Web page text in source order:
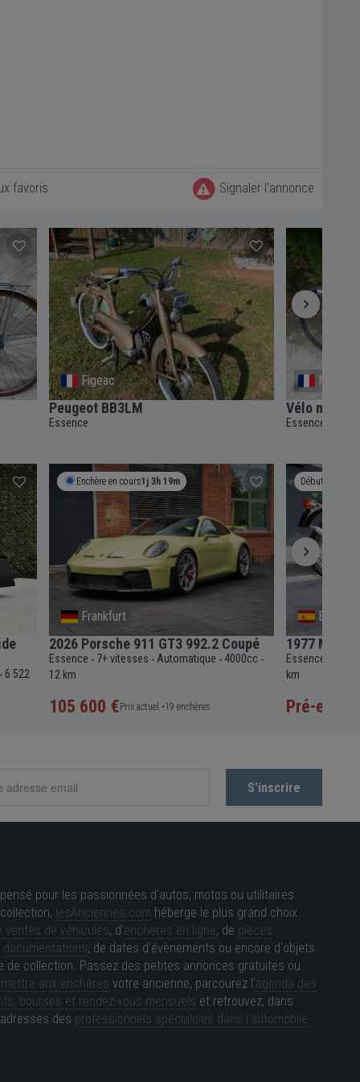
favoris Signaler l'annonce
Figeac
Peugeot BB3LM
Essence
Mazan
Vélo
Essence
- 6 522
Enchère en cours1j 3h 19m
Frankfurt
2026 Porsche 911 GT3 992.2 Coupé
Essence - 7+ vitesses - Automatique - 4000cc -
12 km
105 600 €Prix actuel •19 enchères
Débute le
Biscay
1977
Essence
km
Pré-
pour les passionnées d'autos, motos ou utilitaires
lesAnciennes.com héberge le plus grand choix
ventes de véhicules, d'enchères en ligne, de pièces
documentations, de dates d'évènements ou encore d'objets
de collection. Passez des petites annonces gratuites ou
mettre aux enchères votre ancienne, parcourez l'agenda des
bourses et rendez-vous mensuels et retrouvez, dans
des professionnels spécialisés dans l'automobile